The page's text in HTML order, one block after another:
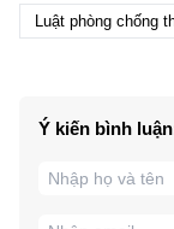
Luật phòng chống
Ý kiến bình